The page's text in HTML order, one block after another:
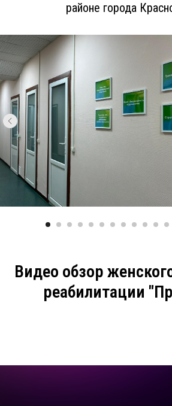
районе города
Видео обзор
реабилитации